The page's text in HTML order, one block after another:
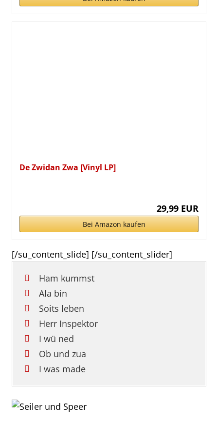
De Zwidan Zwa [Vinyl LP]
29,99 EUR
Bei Amazon kaufen
[/su_content_slide] [/su_content_slider]
Ham kummst
Ala bin
Soits leben
Herr Inspektor
I wü ned
Ob und zua
I was made